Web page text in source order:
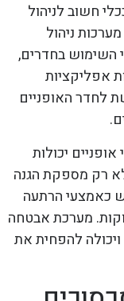
חשוב לניהול
ניהול
השימוש בחדרים,
אפליקציות
לחדר האופניים
יכולות
רק מספקת הגנה
כאמצעי הרתעה
מערכת אבטחה
להפחית את